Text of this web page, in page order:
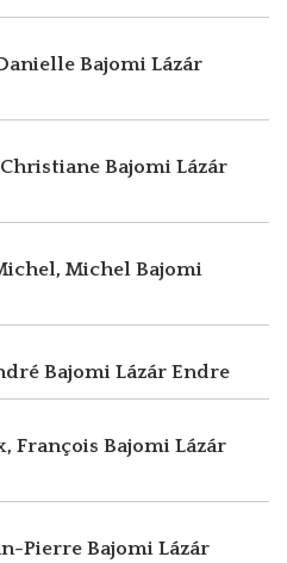
Bajomi Lázár
Bajomi Lázár
Michel Bajomi
Bajomi Lázár Endre
François Bajomi Lázár
Pierre Bajomi Lázár